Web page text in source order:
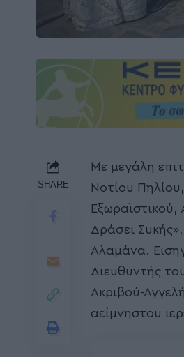
SHARE
Με μεγάλη
Νοτίου
Εξωραϊστικού,
Δράσει
Αλαμάνα.
Διευθυντής
Ακριβού-
αείμνηστου